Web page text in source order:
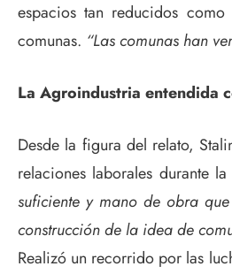
espacios tan reducidos
comunas. “Las comunas han
La Agroindustria entendida
Desde la figura del relato,
relaciones laborales durante
suficiente y mano de obra
construcción de la idea de
Realizó un recorrido por las